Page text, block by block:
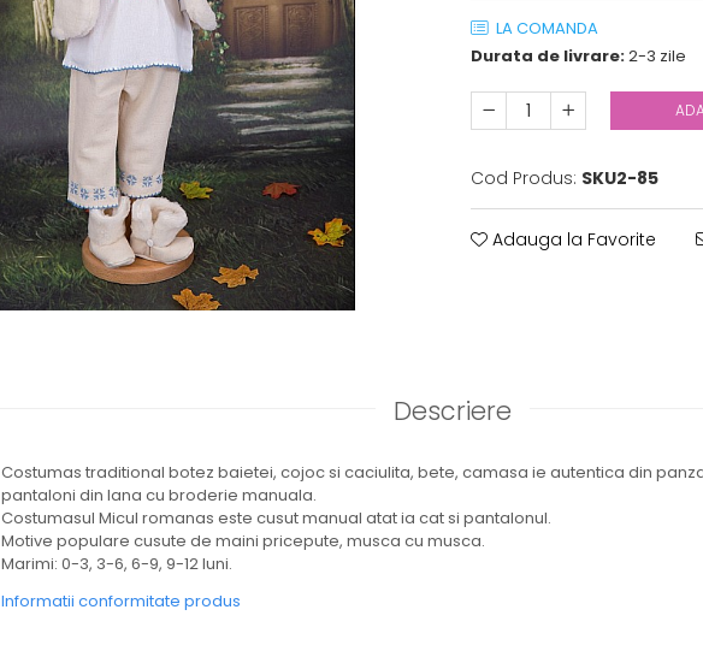
LA COMANDA
Durata de livrare:2-3 zile
Cod Produs: SKU2-85
Adauga la Favorite
Descriere
Costumas traditional botez baietei, cojoc si caciulita, bete, camasa ie autentica din
pantaloni din lana cu broderie manuala.
Costumasul Micul romanas este cusut manual atat ia cat si pantalonul.
Motive populare cusute de maini pricepute, musca cu musca.
Marimi: 0-3, 3-6, 6-9, 9-12 luni.
Informatii conformitate produs